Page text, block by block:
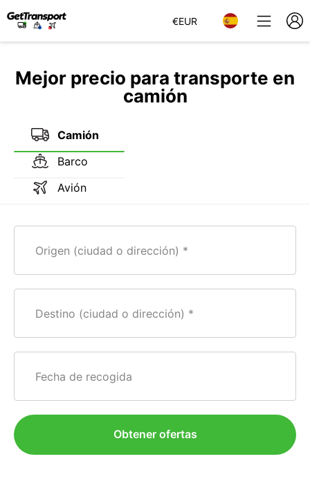
€EUR
Mejor precio para transporte en
camión
Camión
Barco
Avión
Origen (ciudad o dirección)
Destino (ciudad o dirección)
Fecha de recogida
Obtener ofertas